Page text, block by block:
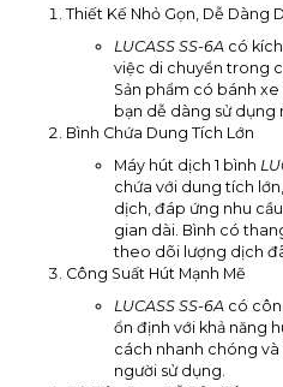
Thiết Kế Nhỏ Gọn, Dễ Dàng
LUCASS SS-6A có
việc di chuyển trong
Sản phẩm có bánh
bạn dễ dàng sử dụng
Bình Chứa Dung Tích Lớn
Máy hút dịch 1 bình
chứa với dung tích
dịch, đáp ứng nhu
gian dài. Bình có
theo dõi lượng dịch
Công Suất Hút Mạnh Mẽ
LUCASS SS-6A có
ổn định với khả năng
cách nhanh chóng
người sử dụng.